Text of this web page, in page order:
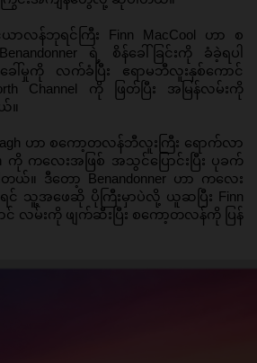
လန်ဘုရင်ကြီး Finn MacCool ဟာ စ
ရဲ့ စိန်ခေါ်ခြင်းကို ခံခဲ့ရပါ
ါ်မှုကို လက်ခံပြီး ဧရာမဘီလူးနှစ်ကောင်
Channel ကို ဖြတ်ပြီး အမြန်လမ်းကို
။
ဟာ စကော့တလန်ဘီလူးကြီး ရောက်လာ
ကို ကလေးအဖြစ် အသွင်ပြောင်းပြီး ပုခက်
။ ဒီတော့ Benandonner ဟာ ကလေး
င် သူ့အဖေဆို ပိုကြီးမှာပဲလို့ ယူဆပြီး Finn
လမ်းကို ဖျက်ဆီးပြီး စကော့တလန်ကို ပြန်